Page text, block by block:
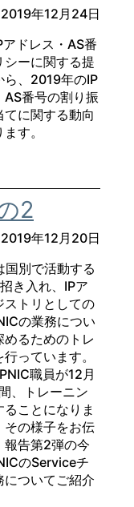
2019年12月24日
ドレス・AS番
シーに関する提
ら、2019年のIP
AS番号の割り振
てに関する動向
す。
2
2019年12月20日
国別で活動する
き入れ、IPア
ストリとしての
の業務につい
めるためのトレ
っています。
職員が12月
、トレーニン
ことになりま
その様子をお伝
報告第2弾の今
のServiceチ
についてご紹介